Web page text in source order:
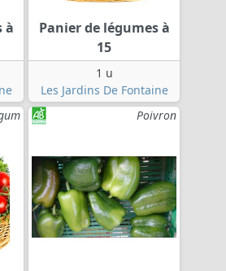
à
Panier de légumes à
15
1 u
Les Jardins De Fontaine
Poivron